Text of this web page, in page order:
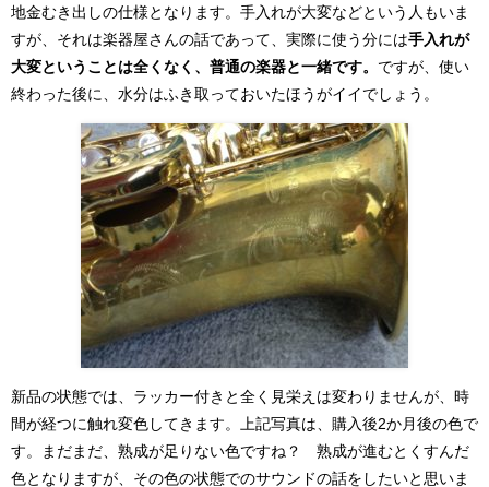
地金むき出しの仕様となります。手入れが大変などという人もいま
すが、それは楽器屋さんの話であって、実際に使う分には手入れが
大変ということは全くなく、普通の楽器と一緒です。 ですが、使い
終わった後に、水分はふき取っておいたほうがイイでしょう。
新品の状態では、ラッカー付きと全く見栄えは変わりませんが、時
間が経つに触れ変色してきます。上記写真は、購入後2か月後の色で
す。まだまだ、熟成が足りない色ですね？ 熟成が進むとくすんだ
色となりますが、その色の状態でのサウンドの話をしたいと思いま